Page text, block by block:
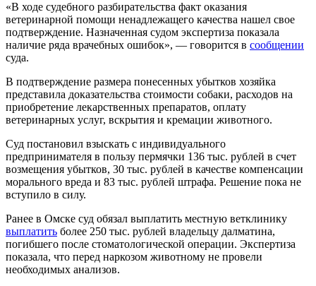
«В ходе судебного разбирательства факт оказания
ветеринарной помощи ненадлежащего качества нашел свое
подтверждение. Назначенная судом экспертиза показала
наличие ряда врачебных ошибок», — говорится в сообщении
суда.
В подтверждение размера понесенных убытков хозяйка
представила доказательства стоимости собаки, расходов на
приобретение лекарственных препаратов, оплату
ветеринарных услуг, вскрытия и кремации животного.
Суд постановил взыскать с индивидуального
предпринимателя в пользу пермячки 136 тыс. рублей в счет
возмещения убытков, 30 тыс. рублей в качестве компенсации
морального вреда и 83 тыс. рублей штрафа. Решение пока не
вступило в силу.
Ранее в Омске суд обязал выплатить местную ветклинику
выплатить более 250 тыс. рублей владельцу далматина,
погибшего после стоматологической операции. Экспертиза
показала, что перед наркозом животному не провели
необходимых анализов.